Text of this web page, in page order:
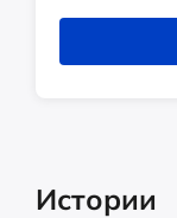
Истории